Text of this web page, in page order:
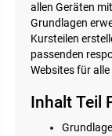
allen Geräten
Grundlagen
Kursteilen
passenden
Websites für
Inhalt Teil